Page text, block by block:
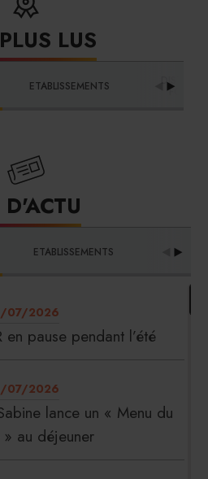
LUS
ETABLISSEMENTS
D'ACTU
ETABLISSEMENTS
07/2026
pause pendant l’été
07/2026
lance un « Menu du
au déjeuner